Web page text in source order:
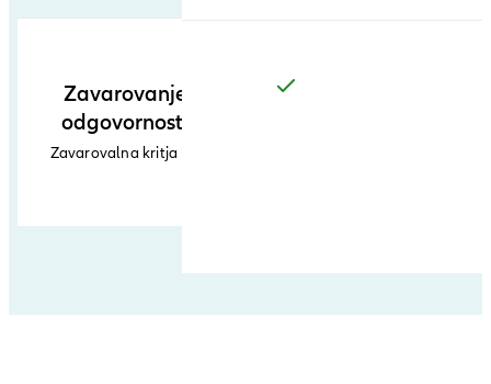
Zavarovanje
odgovornosti
Zavarovalna kritja